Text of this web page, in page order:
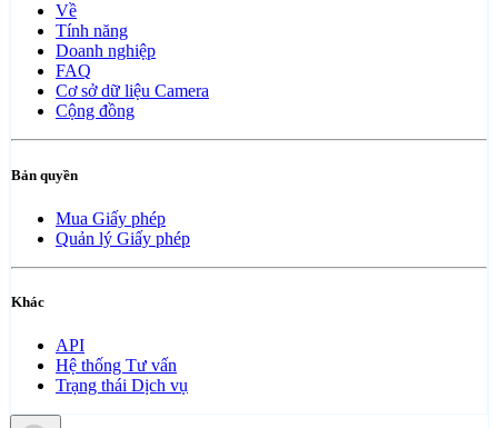
Về
Tính năng
Doanh nghiệp
FAQ
Cơ sở dữ liệu Camera
Cộng đồng
Bản quyền
Mua Giấy phép
Quản lý Giấy phép
Khác
API
Hệ thống Tư vấn
Trạng thái Dịch vụ